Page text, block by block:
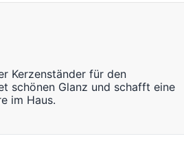
Kerzenständer für den
schönen Glanz und schafft eine
im Haus.